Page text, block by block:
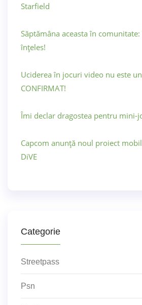
Starfield
Săptămâna aceasta în
înțeles!
Uciderea în jocuri video nu este
CONFIRMAT!
Îmi declar dragostea pentru mini-
Capcom anunță noul proiect
DiVE
Categorie
Streetpass
Psn